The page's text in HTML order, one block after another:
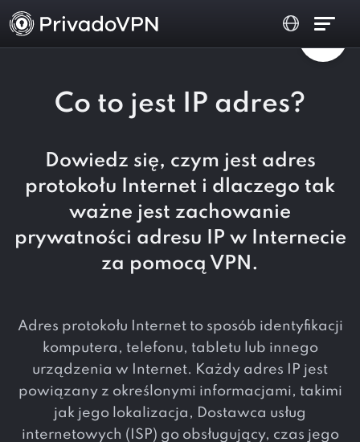
Co to jest IP adres?
Dowiedz się, czym jest adres
protokołu Internet i dlaczego tak
ważne jest zachowanie
prywatności adresu IP w Internecie
za pomocą VPN.
Adres protokołu Internet to sposób identyfikacji
komputera, telefonu, tabletu lub innego
urządzenia w Internet. Każdy adres IP jest
powiązany z określonymi informacjami, takimi
jak jego lokalizacja, Dostawca usług
internetowych (ISP) go obsługujący, czas jego